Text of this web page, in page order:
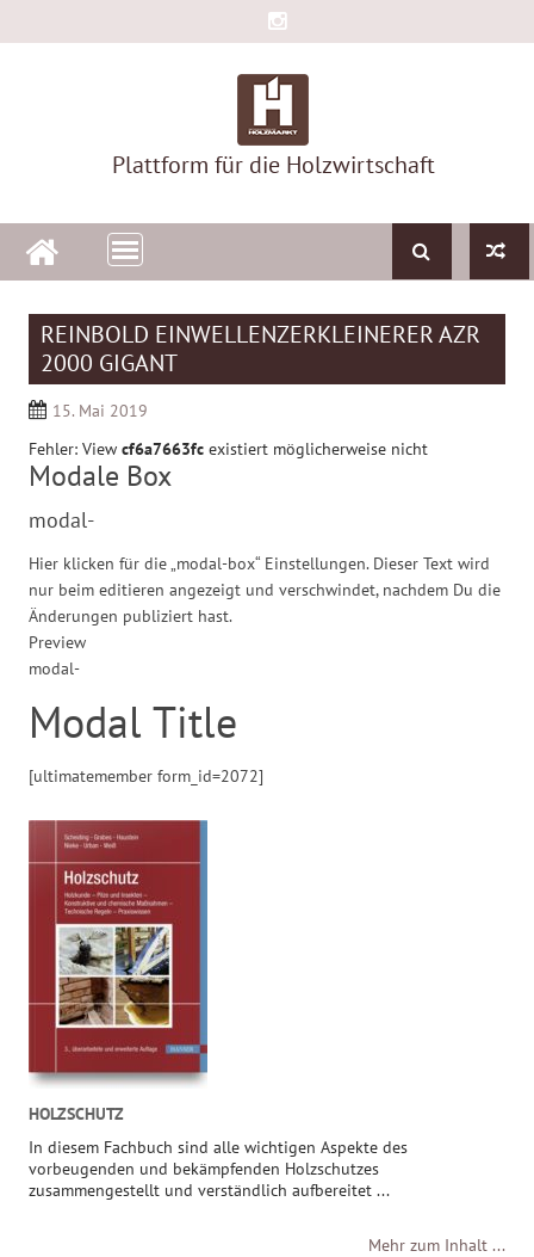
to
Plattform für die Holzwirtschaft
REINBOLD EINWELLENZERKLEINERER AZR
2000 GIGANT
15. Mai 2019
Fehler: Viewcf6a7663fc existiert möglicherweise nicht
Modale Box
modal-
Hier klicken für die „modal-box“ Einstellungen. Dieser Text wird
nur beim editieren angezeigt und verschwindet, nachdem Du die
Änderungen publiziert hast.
Preview
modal-
Modal Title
[ultimatemember form_id=2072]
HOLZSCHUTZ
In diesem Fachbuch sind alle wichtigen Aspekte des
vorbeugenden und bekämpfenden Holzschutzes
zusammengestellt und verständlich aufbereitet ...
Mehr zum Inhalt ...